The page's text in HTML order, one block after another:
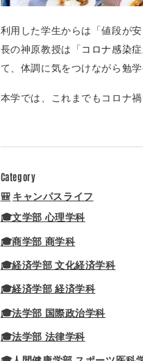
利用した学生からは「値段が
長の神原教授は「 コロナ感染
て、体調に気をつけながら勉
本学では、これまでもコロナ
Category
🎒 キャンパスライフ
🎓文学部 心理学科
🎓商学部 商学科
🎓経済学部 文化経済学科
🎓経済学部 経済学科
🎓法学部 国際政治学科
🎓法学部 法律学科